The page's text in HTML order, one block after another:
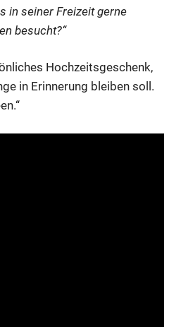
in seiner Freizeit gerne
besucht?“
Hochzeitsgeschenk,
in Erinnerung bleiben soll.